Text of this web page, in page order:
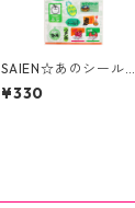
SAIEN☆あのシール！
青果コーナー☆透明シ
ール☆(J331)
¥330